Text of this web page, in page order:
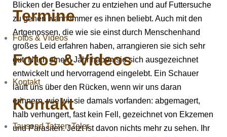
Termine
Fotos & Videos
Fotos & Videos
Kontakt
Kontakt
Tausend Tatzen Taler
Blicken der Besucher zu entziehen und auf Futtersuche
zu gehen wann immer es ihnen beliebt. Auch mit den
Artgenossen, die wie sie einst durch Menschenhand
großes Leid erfahren haben, arrangieren sie sich sehr
gut. Nach einem Jahr haben sie sich ausgezeichnet
entwickelt und hervorragend eingelebt. Ein Schauer
läuft uns über den Rücken, wenn wir uns daran
erinnern, wie wir sie damals vorfanden: abgemagert,
halb verhungert, fast kein Fell, gezeichnet von Ekzemen
und Parasiten. Jetzt ist davon nichts mehr zu sehen. Ihr